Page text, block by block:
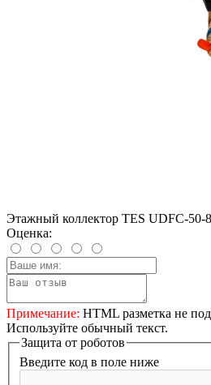
Этажный коллектор TES UDFC-
Оценка:
Примечание: HTML разметка не
Используйте обычный текст.
Защита от роботов
Введите код в поле ниже